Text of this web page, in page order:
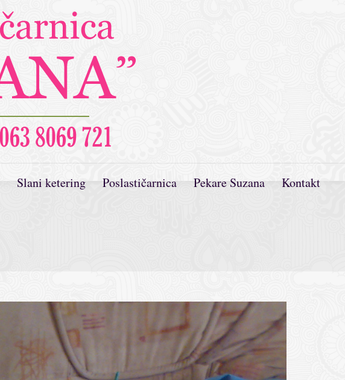
Slani ketering Poslastičarnica Pekare Suzana Kontakt